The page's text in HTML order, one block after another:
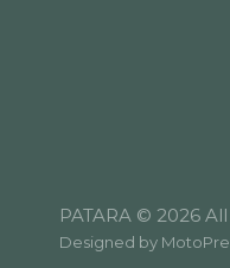
PATARA © 2026
Designed by